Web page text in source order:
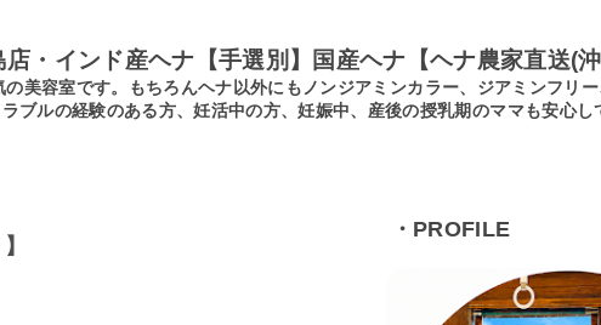
・インド産ヘナ【手選別】国産ヘナ【ヘナ農家直送(沖
容室です。もちろんヘナ以外にもノンジアミンカラー、ジアミンフリ
ルの経験のある方、妊活中の方、妊娠中、産後の授乳期のママも安心し
・PROFILE